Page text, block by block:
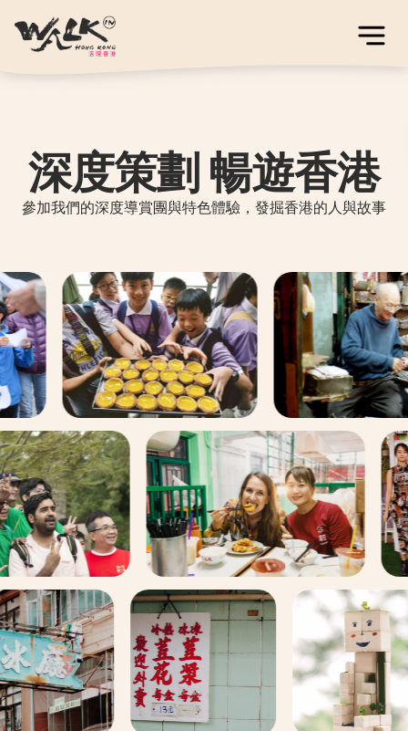
深度策劃 暢遊香港
參加我們的深度導賞團與特色體驗，發掘香港的人與故事